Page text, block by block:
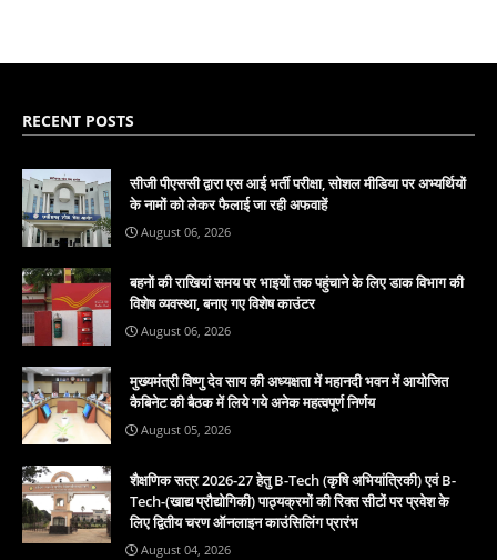
RECENT POSTS
सीजी पीएससी द्वारा एस आई भर्ती परीक्षा, सोशल मीडिया पर अभ्यर्थियों
के नामों को लेकर फैलाई जा रही अफवाहें
August 06, 2026
बहनों की राखियां समय पर भाइयों तक पहुंचाने के लिए डाक विभाग की
विशेष व्यवस्था, बनाए गए विशेष काउंटर
August 06, 2026
मुख्यमंत्री विष्णु देव साय की अध्यक्षता में महानदी भवन में आयोजित
कैबिनेट की बैठक में लिये गये अनेक महत्वपूर्ण निर्णय
August 05, 2026
शैक्षणिक सत्र 2026-27 हेतु B-Tech (कृषि अभियांत्रिकी) एवं B-
Tech-(खाद्य प्रौद्योगिकी) पाठ्यक्रमों की रिक्त सीटों पर प्रवेश के
लिए द्वितीय चरण ऑनलाइन काउंसिलिंग प्रारंभ
August 04, 2026